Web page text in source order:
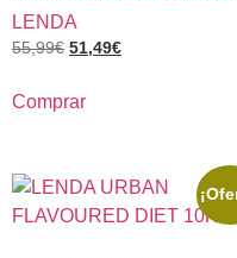
LENDA
55,99€ 51,49€
Comprar